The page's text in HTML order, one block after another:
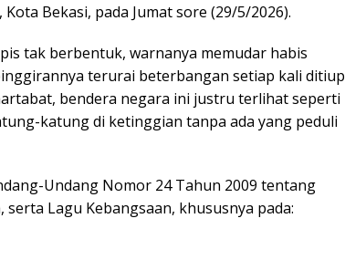
Bekasi, pada Jumat sore (29/5/2026).
tak berbentuk, warnanya memudar habis
terurai beterbangan setiap kali ditiup
bendera negara ini justru terlihat seperti
katung di ketinggian tanpa ada yang peduli
Undang Nomor 24 Tahun 2009 tentang
Lagu Kebangsaan, khususnya pada: